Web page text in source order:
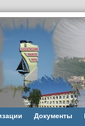
Документы